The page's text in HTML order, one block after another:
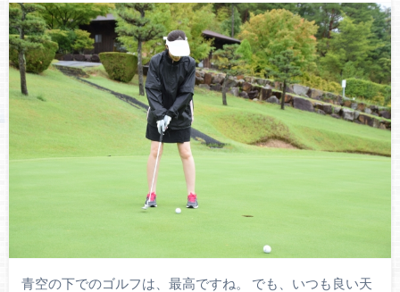
青空の下でのゴルフは、最高ですね。 でも、いつも良い天